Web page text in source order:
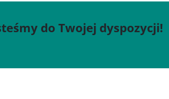
do Twojej dyspozycji!